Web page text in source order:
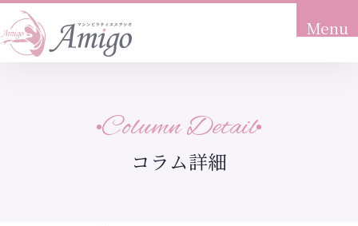
当店について
Menu
Column Detail
コラム詳細